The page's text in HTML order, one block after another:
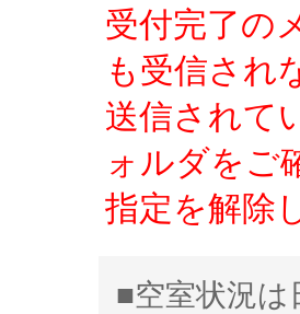
受付完了の
も受信され
送信されて
ォルダをご
指定を解除
■空室状況